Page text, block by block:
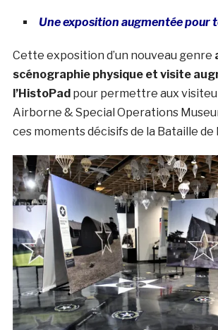
Une exposition augmentée pour
Cette exposition d’un nouveau genre
scénographie physique et visite
l’HistoPad pour permettre aux
Airborne & Special Operations
ces moments décisifs de la Bataille de